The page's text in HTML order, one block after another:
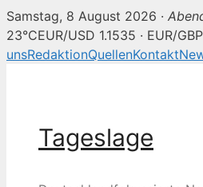
Samstag, 8 August 2026 ·
23°CEUR/USD 1.1535 · EUR/
unsRedaktionQuellenKontakt
Tageslage